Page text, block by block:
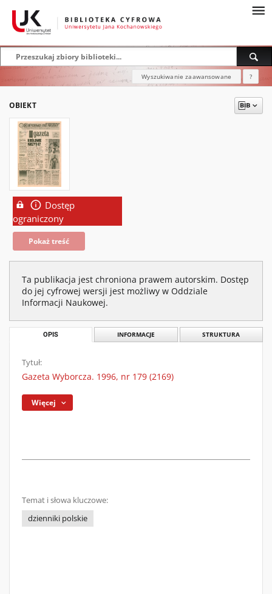
Wyszukiwanie zaawansowane ?
OBIEKT
Dostęp
ograniczony
Pokaż treść
Ta publikacja jest chroniona prawem autorskim. Dostęp
do jej cyfrowej wersji jest możliwy w Oddziale
Informacji Naukowej.
OPIS INFORMACJE STRUKTURA
Tytuł:
Gazeta Wyborcza. 1996, nr 179 (2169)
Więcej
Temat i słowa kluczowe:
dzienniki polskie